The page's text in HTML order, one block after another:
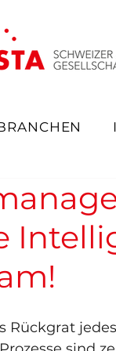
Rückgrat